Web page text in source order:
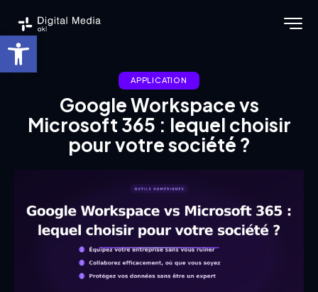
Ouvrir la barre d’outils
APPLICATION
Google Workspace vs
Microsoft 365 : lequel choisir
pour votre société ?